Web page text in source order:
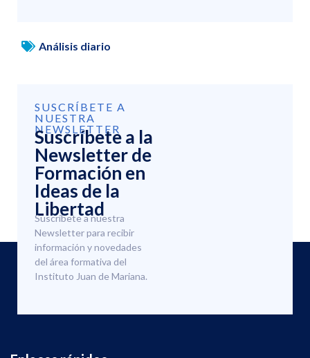
Análisis diario
SUSCRÍBETE A
NUESTRA
NEWSLETTER
Suscríbete a la
Newsletter de
Formación en
Ideas de la
Libertad
Suscríbete a nuestra
Newsletter para recibir
información y novedades
del área formativa del
Instituto Juan de Mariana.